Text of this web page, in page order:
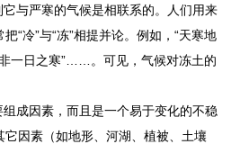
与严寒的气候是相联系的。人们用来
“冷”与“冻”相提并论。例如，“天寒地
非一日之寒”……。可见，气候对冻土的
成因素，而且是一个易于变化的不稳
因素（如地形、河湖、植被、土壤